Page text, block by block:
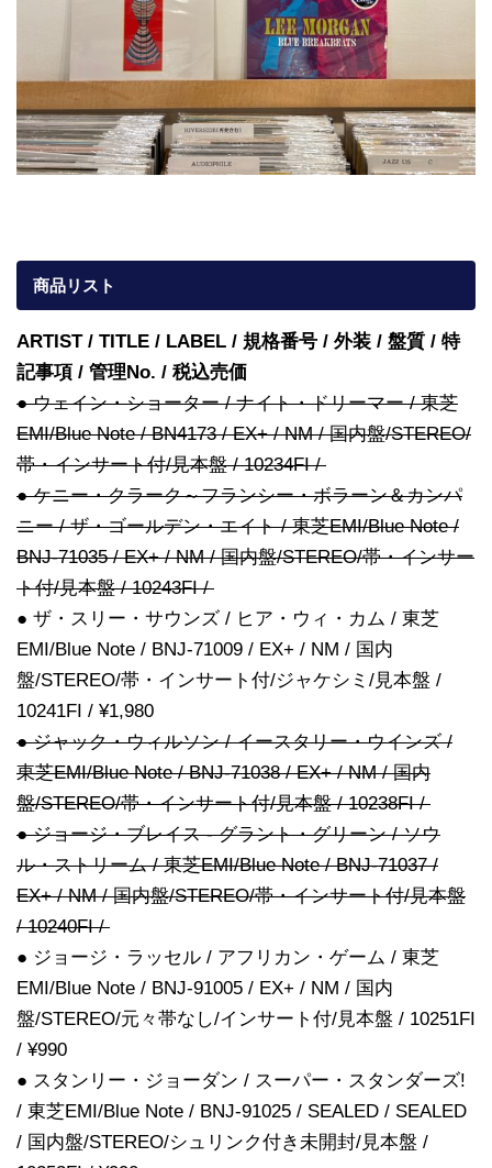
商品リスト
ARTIST / TITLE / LABEL / 規格番号 / 外装 / 盤質 / 特
記事項 / 管理No. / 税込売価
● ウェイン・ショーター / ナイト・ドリーマー / 東芝
EMI/Blue Note / BN4173 / EX+ / NM / 国内盤/STEREO/
帯・インサート付/見本盤 / 10234FI /
● ケニー・クラーク～フランシー・ボラーン＆カンパ
ニー / ザ・ゴールデン・エイト / 東芝EMI/Blue Note /
BNJ-71035 / EX+ / NM / 国内盤/STEREO/帯・インサー
ト付/見本盤 / 10243FI /
● ザ・スリー・サウンズ / ヒア・ウィ・カム / 東芝
EMI/Blue Note / BNJ-71009 / EX+ / NM / 国内
盤/STEREO/帯・インサート付/ジャケシミ/見本盤 /
10241FI / ¥1,980
● ジャック・ウィルソン / イースタリー・ウインズ /
東芝EMI/Blue Note / BNJ-71038 / EX+ / NM / 国内
盤/STEREO/帯・インサート付/見本盤 / 10238FI /
● ジョージ・ブレイス - グラント・グリーン / ソウ
ル・ストリーム / 東芝EMI/Blue Note / BNJ-71037 /
EX+ / NM / 国内盤/STEREO/帯・インサート付/見本盤
/ 10240FI /
● ジョージ・ラッセル / アフリカン・ゲーム / 東芝
EMI/Blue Note / BNJ-91005 / EX+ / NM / 国内
盤/STEREO/元々帯なし/インサート付/見本盤 / 10251FI
/ ¥990
● スタンリー・ジョーダン / スーパー・スタンダーズ!
/ 東芝EMI/Blue Note / BNJ-91025 / SEALED / SEALED
/ 国内盤/STEREO/シュリンク付き未開封/見本盤 /